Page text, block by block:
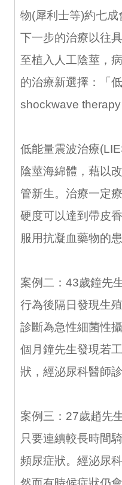
物(犀利士等)約七
下一步的治療以往
至植入人工陰莖，
的治療新選擇：「
shockwave therapy
低能量震波治療
陰莖海綿體，藉以
管新生。治療一定
硬度可以達到帶皮
服用抗凝血藥物的患
案例二：43歲鐘先
行為後隔日發現生
診斷為急性細菌性
個月鐘先生發現若
狀，經泌尿科醫師
案例三：27歲趙先
只要連續較長時間
頻尿症狀。經泌尿